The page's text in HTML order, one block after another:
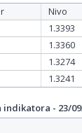
Nivo
1.3393
1.3360
1.3274
1.3241
indikatora - 23/